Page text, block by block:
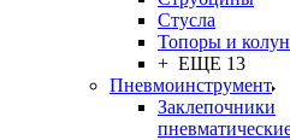
Стусла
Топоры и
+ ЕЩЕ 13
Пневмоинструмент
Заклепочники